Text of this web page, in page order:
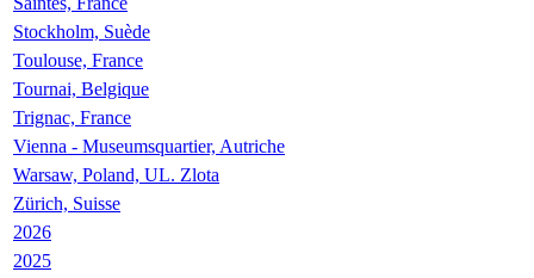
Stockholm, Suède
Toulouse, France
Tournai, Belgique
Trignac, France
Vienna - Museumsquartier, Autriche
Warsaw, Poland, UL. Zlota
Zürich, Suisse
2026
2025